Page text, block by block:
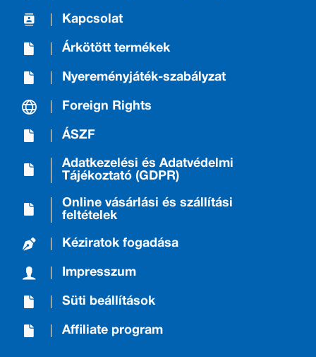
Kapcsolat
Árkötött termékek
Nyereményjáték-szabályzat
Foreign Rights
ÁSZF
Adatkezelési és Adatvédelmi
Tájékoztató (GDPR)
Online vásárlási és szállítási
feltételek
Kéziratok fogadása
Impresszum
Süti beállítások
Affiliate program